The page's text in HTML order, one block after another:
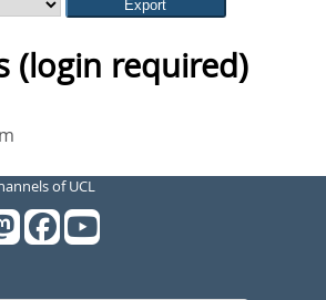
(login required)
of UCL